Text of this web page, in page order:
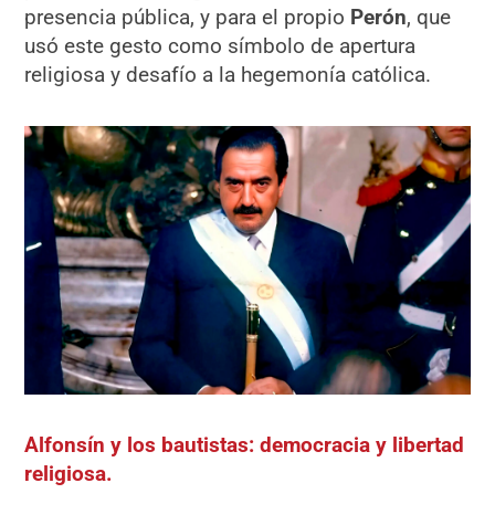
presencia pública, y para el propio Perón, que
usó este gesto como símbolo de apertura
religiosa y desafío a la hegemonía católica.
Alfonsín y los bautistas: democracia y libertad
religiosa.